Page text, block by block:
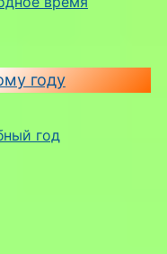
году
год